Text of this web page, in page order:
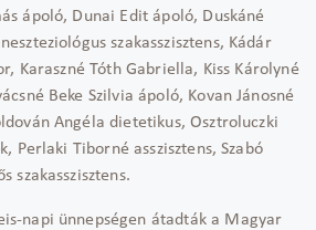
ápoló, Dunai Edit ápoló, Duskáné
szakasszisztens, Kádár
Karaszné Tóth Gabriella, Kiss Károlyné
Beke Szilvia ápoló, Kovan Jánosné
Angéla dietetikus, Osztroluczki
Perlaki Tiborné asszisztens, Szabó
szakasszisztens.
napi ünnepségen átadták a Magyar